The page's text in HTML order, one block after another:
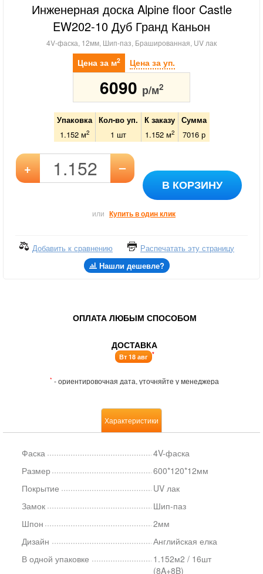
Инженерная доска Alpine floor Castle
EW202-10 Дуб Гранд Каньон
4V-фаска, 12мм, Шип-паз, Брашированная, UV лак
Цена за м2 Цена за уп.
6090 р/м2
Упаковка Кол-во уп. К заказу
Сумма
1.152 м2 1 шт 1.152м2 7016р
+ –
В КОРЗИНУ
или Купить в один клик
Добавить к сравнению
Распечатать эту страницу
Нашли дешевле?
ОПЛАТА ЛЮБЫМ СПОСОБОМ
ДОСТАВКА
Вт 18 авг *
* - ориентировочная дата, уточняйте у менеджера
Характеристики
Фаска
4V-фаска
Размер
600*120*12мм
Покрытие
UV лак
Замок
Шип-паз
Шпон
2мм
Дизайн
Английская елка
В одной упаковке
1.152м2 / 16шт
(8A+8B)